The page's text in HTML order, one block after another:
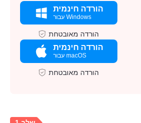
הורדה חינמית
עבור Windows
הורדה מאובטחת
הורדה חינמית
עבור macOS
הורדה מאובטחת